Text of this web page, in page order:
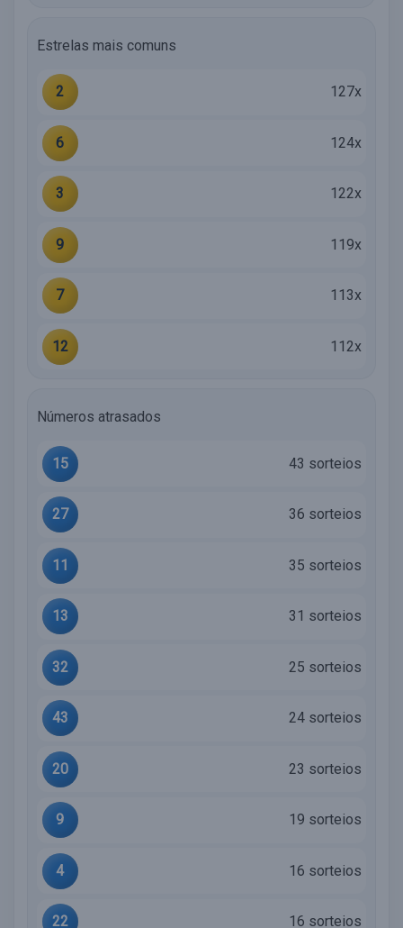
Estrelas mais comuns
2 127x
6 124x
3 122x
9 119x
7 113x
12 112x
Números atrasados
15 43 sorteios
27 36 sorteios
11 35 sorteios
13 31 sorteios
32 25 sorteios
43 24 sorteios
20 23 sorteios
9 19 sorteios
4 16 sorteios
22 16 sorteios